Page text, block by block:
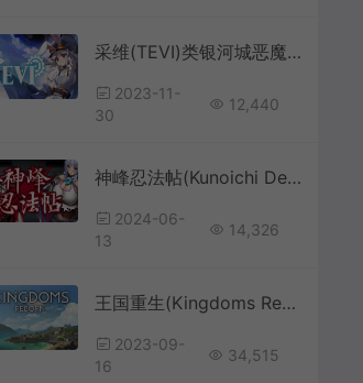
采维(TEVI)类银河城恶魔探险动作游戏|下载
2023-11-
30
12,440
神峰忍法帖(Kunoichi Demon Slayers)经典回合制RPG游戏|下载
2024-06-
13
14,326
王国重生(Kingdoms Reborn)开放世界模拟城市建设游戏|下载
2023-09-
16
34,515